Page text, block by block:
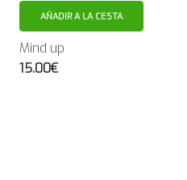
AÑADIR A LA CESTA
Mind up
15.00€